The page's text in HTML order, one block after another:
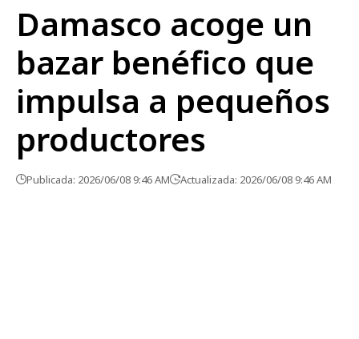
Damasco acoge un
bazar benéfico que
impulsa a pequeños
productores
Publicada: 2026/06/08 9:46 AM Actualizada: 2026/06/08 9:46 AM